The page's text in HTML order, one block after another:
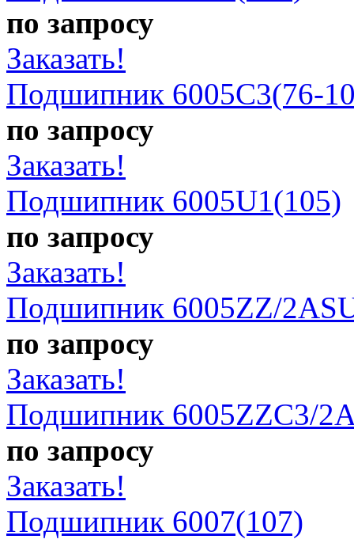
по запросу
Заказать!
Подшипник 6005C3(76-
по запросу
Заказать!
Подшипник 6005U1(105)
по запросу
Заказать!
Подшипник 6005ZZ/
по запросу
Заказать!
Подшипник 6005ZZC3/
по запросу
Заказать!
Подшипник 6007(107)